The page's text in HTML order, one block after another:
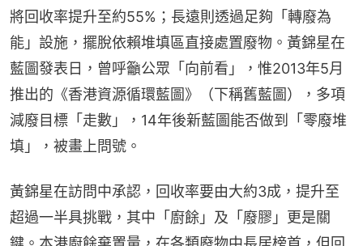
將回收率提升至約55%；長遠則透過足夠「轉廢為
能」設施，擺脫依賴堆填區直接處置廢物。黃錦星在
藍圖發表日，曾呼籲公眾「向前看」，惟2013年5月
推出的《香港資源循環藍圖》（下稱舊藍圖），多項
減廢目標「走數」，14年後新藍圖能否做到「零廢堆
填」，被畫上問號。
黃錦星在訪問中承認，回收率要由大約3成，提升至
超過一半具挑戰，其中「廚餘」及「廢膠」更是關